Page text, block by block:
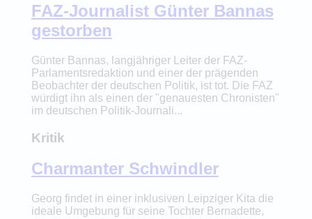
FAZ-Journalist Günter Bannas
gestorben
Günter Bannas, langjähriger Leiter der FAZ-
Parlamentsredaktion und einer der prägenden
Beobachter der deutschen Politik, ist tot. Die FAZ
würdigt ihn als einen der "genauesten Chronisten"
im deutschen Politik-Journali...
Kritik
Charmanter Schwindler
Georg findet in einer inklusiven Leipziger Kita die
ideale Umgebung für seine Tochter Bernadette,